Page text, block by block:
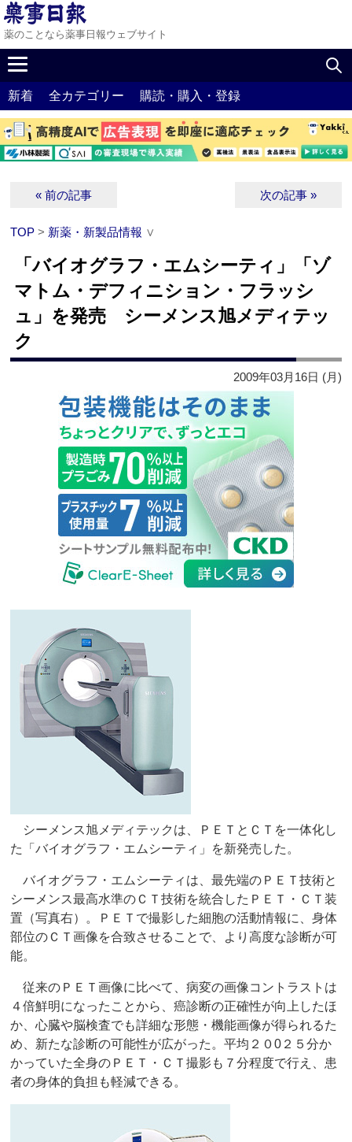
薬のことなら薬事日報ウェブサイト
新着 全カテゴリー 購読・購入・登録
« 前の記事 次の記事 »
TOP > 新薬・新製品情報 ∨
「バイオグラフ・エムシーティ」「ゾ
マトム・デフィニション・フラッシ
ュ」を発売 シーメンス旭メディテッ
ク
2009年03月16日 (月)
シーメンス旭メディテックは、ＰＥＴとＣＴを一体化し
た「バイオグラフ・エムシーティ」を新発売した。
バイオグラフ・エムシーティは、最先端のＰＥＴ技術と
シーメンス最高水準のＣＴ技術を統合したＰＥＴ・ＣＴ装
置（写真右）。ＰＥＴで撮影した細胞の活動情報に、身体
部位のＣＴ画像を合致させることで、より高度な診断が可
能。
従来のＰＥＴ画像に比べて、病変の画像コントラストは
４倍鮮明になったことから、癌診断の正確性が向上したほ
か、心臓や脳検査でも詳細な形態・機能画像が得られるた
め、新たな診断の可能性が広がった。平均２０0２５分か
かっていた全身のＰＥＴ・ＣＴ撮影も７分程度で行え、患
者の身体的負担も軽減できる。